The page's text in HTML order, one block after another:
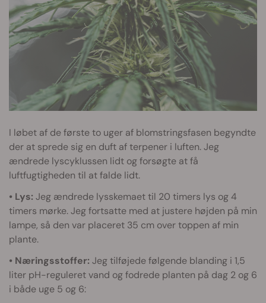
I løbet af de første to uger af blomstringsfasen begyndte
der at sprede sig en duft af terpener i luften. Jeg
ændrede lyscyklussen lidt og forsøgte at få
luftfugtigheden til at falde lidt.
• Lys: Jeg ændrede lysskemaet til 20 timers lys og 4
timers mørke. Jeg fortsatte med at justere højden på min
lampe, så den var placeret 35 cm over toppen af min
plante.
• Næringsstoffer: Jeg tilføjede følgende blanding i 1,5
liter pH-reguleret vand og fodrede planten på dag 2 og 6
i både uge 5 og 6: